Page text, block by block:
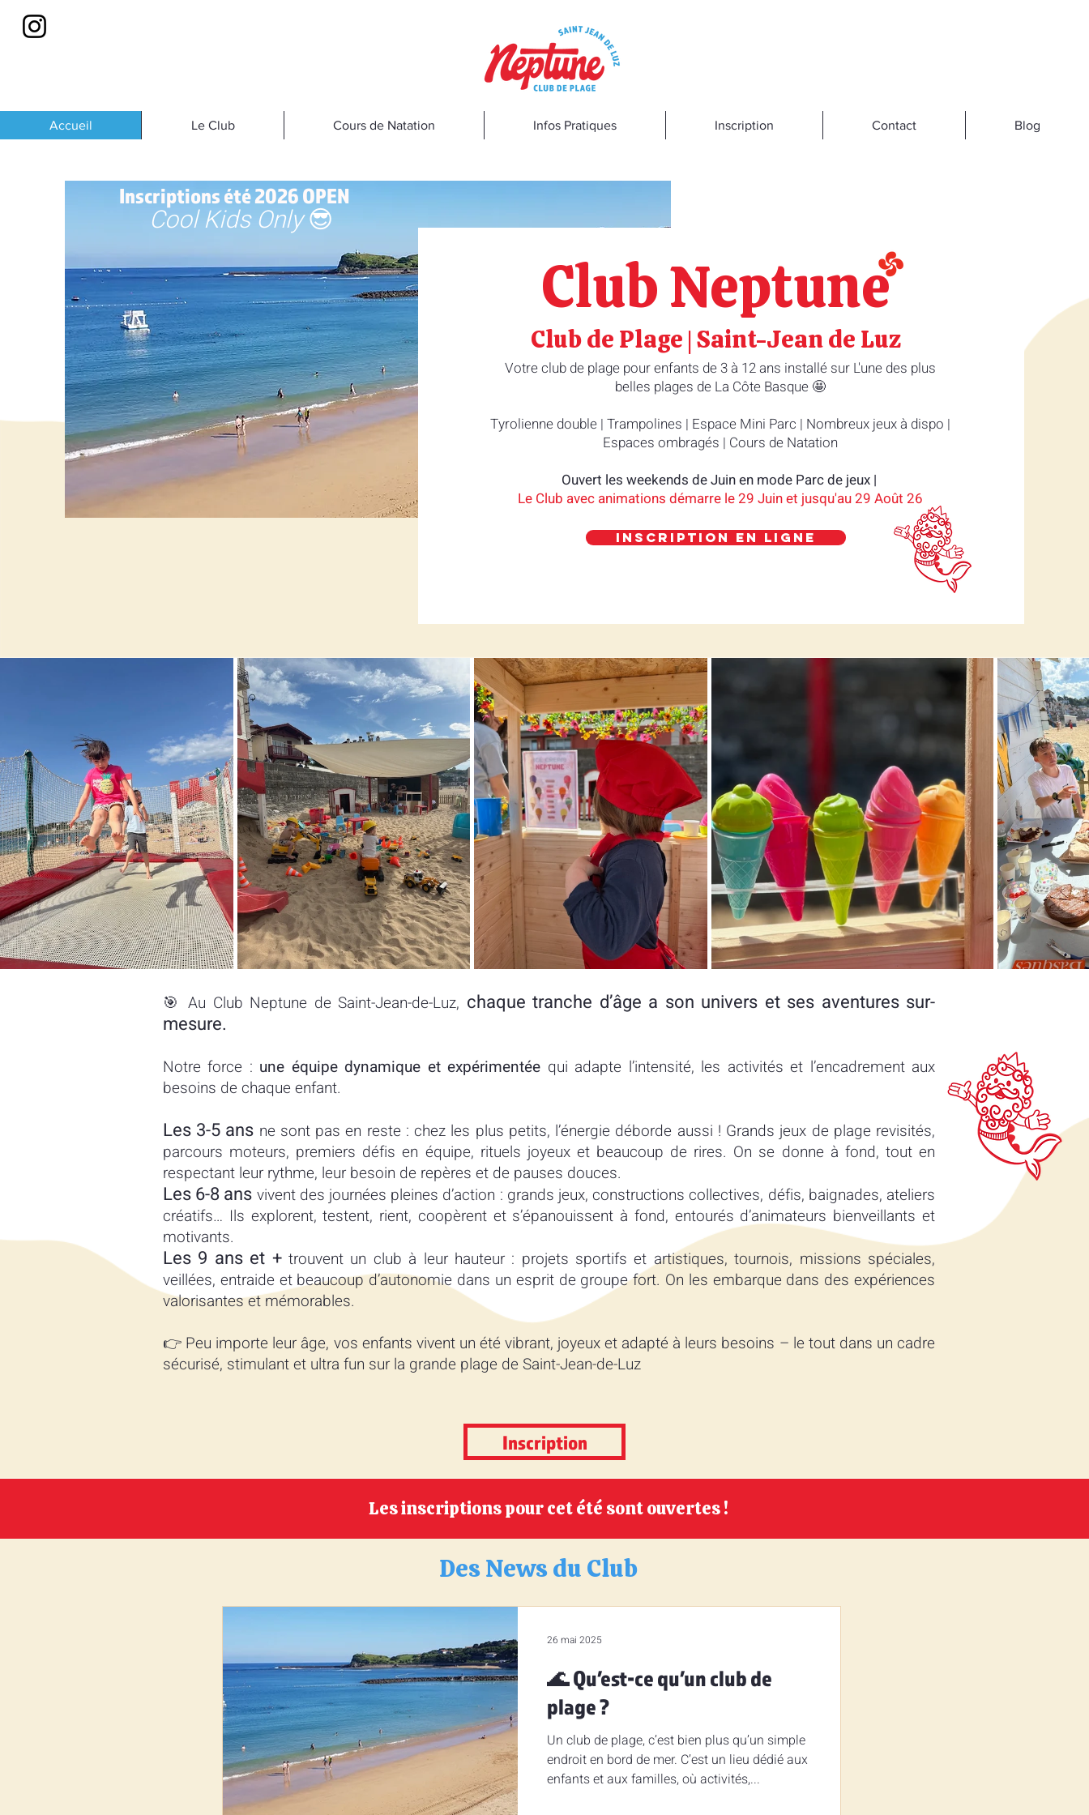
Accueil Le Club Cours de Natation Infos Pratiques Inscription Contact Blog
Inscriptions été 2026 OPEN
Cool Kids Only😎
Club Neptune
Club de Plage | Saint-Jean de Luz
Votre club de plage pour enfants de 3 à 12 ans installé sur L'une des plus
belles plages de La Côte Basque 🤩
Tyrolienne double | Trampolines | Espace Mini Parc | Nombreux jeux à dispo |
Espaces ombragés | Cours de Natation
Ouvert les weekends de Juin en mode Parc de jeux |
Le Club avec animations démarre le 29 Juin et jusqu'au 29 Août 26
Inscription en ligne
🎯 Au Club Neptune de Saint-Jean-de-Luz, chaque tranche d’âge a son univers et ses aventures sur-
mesure.
Notre force : une équipe dynamique et expérimentée qui adapte l’intensité, les activités et l’encadrement aux
besoins de chaque enfant.
Les 3-5 ans ne sont pas en reste : chez les plus petits, l’énergie déborde aussi ! Grands jeux de plage revisités,
parcours moteurs, premiers défis en équipe, rituels joyeux et beaucoup de rires. On se donne à fond, tout en
respectant leur rythme, leur besoin de repères et de pauses douces.
Les 6-8 ans vivent des journées pleines d’action : grands jeux, constructions collectives, défis, baignades, ateliers
créatifs… Ils explorent, testent, rient, coopèrent et s’épanouissent à fond, entourés d’animateurs bienveillants et
motivants.
Les 9 ans et +trouvent un club à leur hauteur : projets sportifs et artistiques, tournois, missions spéciales,
veillées, entraide et beaucoup d’autonomie dans un esprit de groupe fort. On les embarque dans des expériences
valorisantes et mémorables.
👉 Peu importe leur âge, vos enfants vivent un été vibrant, joyeux et adapté à leurs besoins – le tout dans un cadre
sécurisé, stimulant et ultra fun sur la grande plage de Saint-Jean-de-Luz
Inscription
Les inscriptions pour cet été sont ouvertes !
Des News du Club
🌊 Qu’est-ce qu’un club de
plage ?
Un club de plage, c’est bien plus qu’un simple
endroit en bord de mer. C’est un lieu dédié aux
enfants et aux familles, où activités,...
26 mai 2025